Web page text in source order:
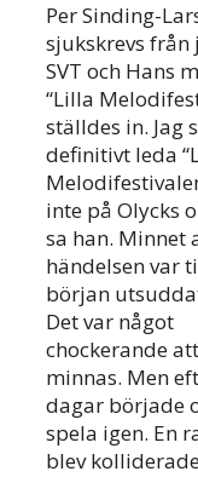
Per Sinding-
sjukskrevs från
SVT och Hans
“Lilla
ställdes in. Jag
definitivt leda
inte på Olycks
sa han. Minnet
händelsen var
början
Det var något
chockerande
minnas. Men
dagar började
spela igen. En
blev